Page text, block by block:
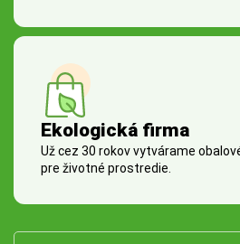
Ekologická firma
Už cez 30 rokov vytvárame
pre životné prostredie.